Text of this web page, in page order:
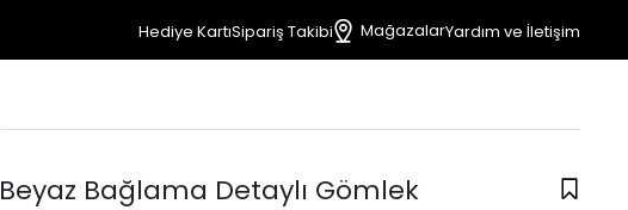
Hediye KartıSipariş Takibi MağazalarYardım ve İletişim
Beyaz Bağlama Detaylı Gömlek